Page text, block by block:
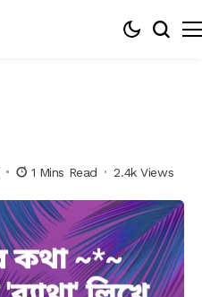
1 Mins Read 2.4k Views